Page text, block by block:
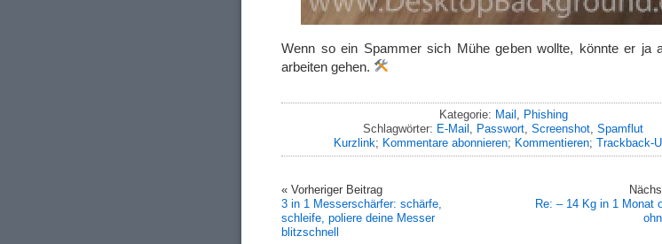
Wenn so ein Spammer sich Mühe geben wollte, könnte er ja
arbeiten gehen.
Kategorie: Mail
Phishing
Schlagwörter: E-Mail Passwort Screenshot Spamflut
Kurzlink; Kommentare abonnieren; Kommentieren; Trackback-
« Vorheriger Beitrag
3 in 1 Messerschärfer: schärfe,
schleife, poliere deine Messer
blitzschnell
Re: – 14 Kg in 1 Monat